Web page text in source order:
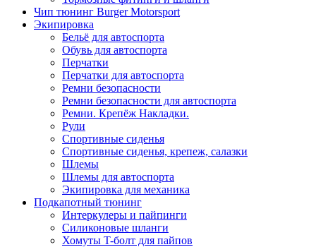
Чип тюнинг Burger Motorsport
Экипировка
Бельё для автоспорта
Обувь для автоспорта
Перчатки
Перчатки для автоспорта
Ремни безопасности
Ремни безопасности для автоспорта
Ремни. Крепёж Накладки.
Рули
Спортивные сиденья
Спортивные сиденья, крепеж, салазки
Шлемы
Шлемы для автоспорта
Экипировка для механика
Подкапотный тюнинг
Интеркулеры и пайпинги
Силиконовые шланги
Хомуты T-болт для пайпов